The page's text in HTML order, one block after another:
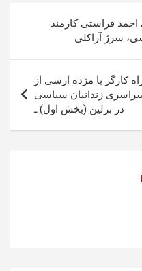
فراستی کارمند
سرژ آراکلی
کارگر با مژده ارسی از
زندانیان سیاسی
در برلین (بخش اول) ـ